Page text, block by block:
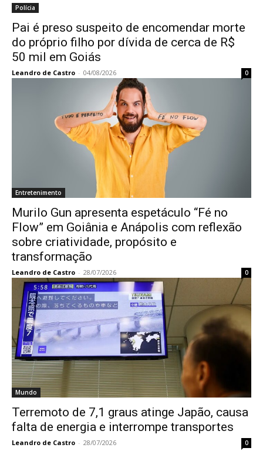
Polícia
Pai é preso suspeito de encomendar morte
do próprio filho por dívida de cerca de R$
50 mil em Goiás
Leandro de Castro - 04/08/2026 0
Entretenimento
Murilo Gun apresenta espetáculo “Fé no
Flow” em Goiânia e Anápolis com reflexão
sobre criatividade, propósito e
transformação
Leandro de Castro - 28/07/2026 0
Mundo
Terremoto de 7,1 graus atinge Japão, causa
falta de energia e interrompe transportes
Leandro de Castro - 28/07/2026 0